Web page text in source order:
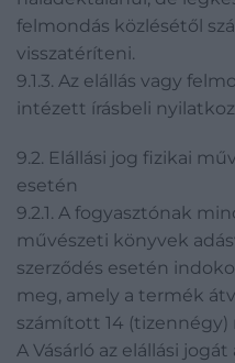
felmondás közlésétől
visszatéríteni.
9.1.3. Az elállás vagy
intézett írásbeli
9.2. Elállási jog fizikai
esetén
9.2.1. A fogyasztónak
művészeti könyvek
szerződés esetén
meg, amely a termék
számított 14
A Vásárló az elállási